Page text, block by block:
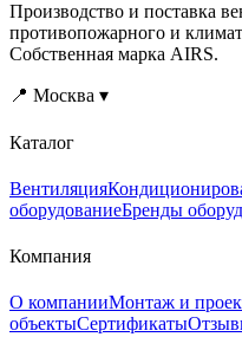
Производство и поставка
противопожарного и
Собственная марка AIRS.
📍 Москва ▾
Каталог
Вентиляция
оборудованиеБренды
Компания
О компанииМонтаж и
объектыСертификаты